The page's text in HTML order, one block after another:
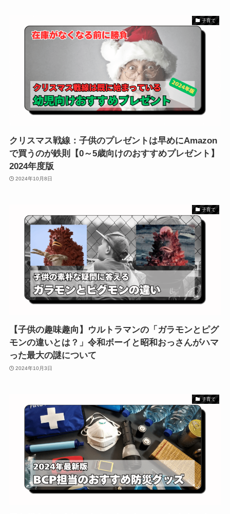
子育て
クリスマス戦線：子供のプレゼントは早めにAmazon
で買うのが鉄則【0～5歳向けのおすすめプレゼント】
2024年度版
2024年10月8日
子育て
【子供の趣味趣向】ウルトラマンの「ガラモンとピグ
モンの違いとは？」令和ボーイと昭和おっさんがハマ
った最大の謎について
2024年10月3日
子育て